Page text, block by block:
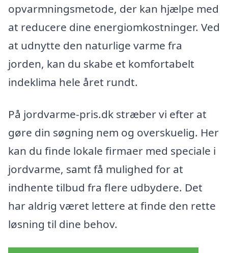
opvarmningsmetode, der kan hjælpe med
at reducere dine energiomkostninger. Ved
at udnytte den naturlige varme fra
jorden, kan du skabe et komfortabelt
indeklima hele året rundt.
På jordvarme-pris.dk stræber vi efter at
gøre din søgning nem og overskuelig. Her
kan du finde lokale firmaer med speciale i
jordvarme, samt få mulighed for at
indhente tilbud fra flere udbydere. Det
har aldrig været lettere at finde den rette
løsning til dine behov.